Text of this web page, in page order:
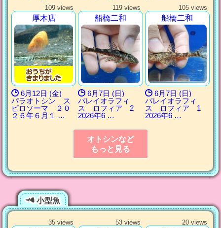
109 views
厚木店
6月12日 (金)
パラオトシン ス
ピロソーマ ２０
２６年６月１ …
119 views
船橋二和
6月7日 (日)
パレイオラフィ
ス ロフィア 2
2026年6 …
105 views
船橋二和
6月7日 (日)
パレイオラフィ
ス ロフィア 1
2026年6 …
オトシンなど
もっと見る
小型魚
35 views 53 views 20 views